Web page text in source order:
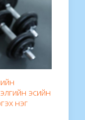
эсийн
нэг